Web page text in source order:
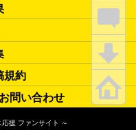
規約
問い合わせ
援 ファンサイト ～